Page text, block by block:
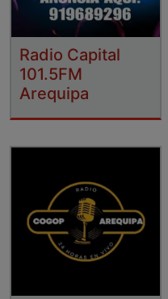
Radio Capital
101.5FM
Arequipa